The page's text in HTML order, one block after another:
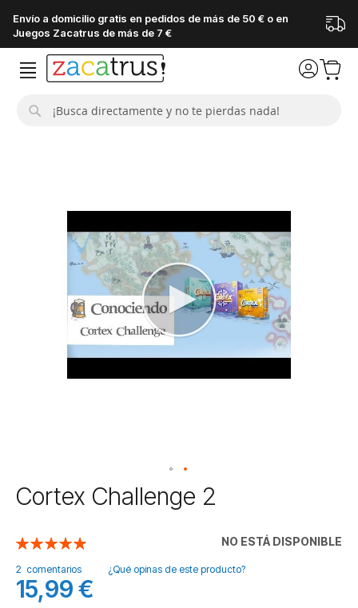
Envío a domicilio gratis en pedidos de más de 50 € o en
Juegos Zacatrus de más de 7 €
Saltar
al
de
la
galería
de
imágenes
Cortex Challenge 2
NO ESTÁ DISPONIBLE
Valoración:
2 comentarios ¿Qué opinas de este producto?
15,99 €